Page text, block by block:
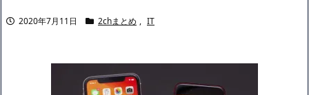
彼女が出来たと家に連れてき紹介してく
『こう』なったんだが...NEW!
【画像】北朝鮮のビアガール、エッッッッッッッッッッッッッッ
2020年7月11日 2chまとめ , IT